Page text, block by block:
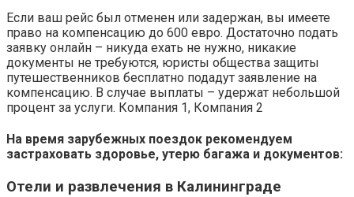
Если ваш рейс был отменен или задержан, вы имеете
право на компенсацию до 600 евро. Достаточно подать
заявку онлайн – никуда ехать не нужно, никакие
документы не требуются, юристы общества защиты
путешественников бесплатно подадут заявление на
компенсацию. В случае выплаты – удержат небольшой
процент за услуги. Компания 1, Компания 2
На время зарубежных поездок рекомендуем
застраховать здоровье, утерю багажа и документов:
Отели и развлечения в Калининграде